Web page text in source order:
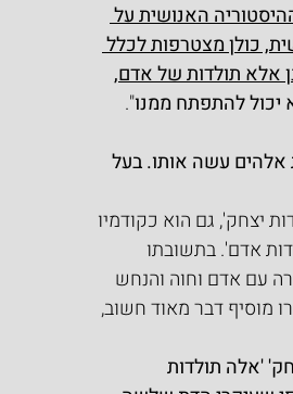
האנושית על
כולן מצטרפות לכלל
אלא תולדות של אדם,
להתפתח ממנו".
אלהים עשה אותו. בעל
יצחק', גם הוא כקודמיו
אדם'. בתשובתו
עם אדם וחוה והנחש
מוסיף דבר מאוד חשוב,
'אלה תולדות